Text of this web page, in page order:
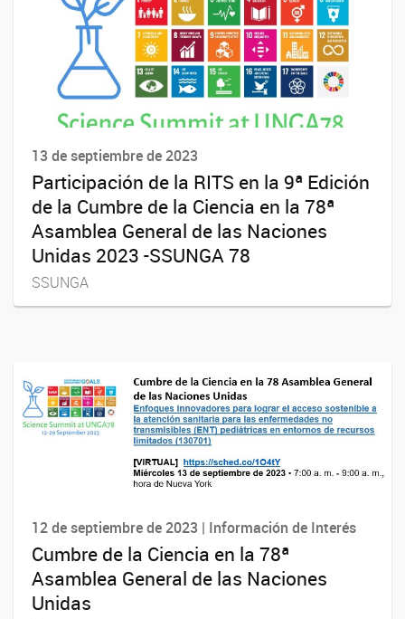
13 de septiembre de 2023
Participación de la RITS en la 9ª Edición
de la Cumbre de la Ciencia en la 78ª
Asamblea General de las Naciones
Unidas 2023 -SSUNGA 78
SSUNGA
12 de septiembre de 2023 | Información de Interés
Cumbre de la Ciencia en la 78ª
Asamblea General de las Naciones
Unidas